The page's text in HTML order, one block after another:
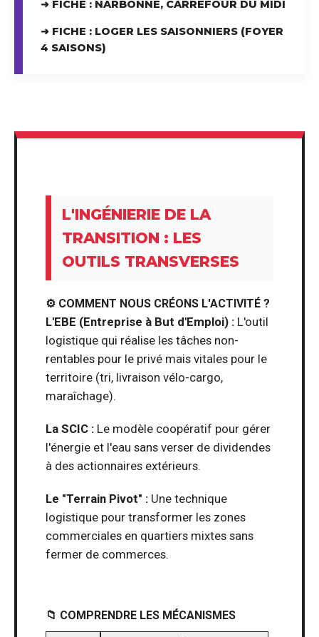
➜ FICHE : NARBONNE, CARREFOUR DU MIDI
➜ FICHE : LOGER LES SAISONNIERS (FOYER
4 SAISONS)
L'INGÉNIERIE DE LA
TRANSITION : LES
OUTILS TRANSVERSES
⚙️ COMMENT NOUS CRÉONS L'ACTIVITÉ ?
L'EBE (Entreprise à But d'Emploi) : L'outil
logistique qui réalise les tâches non-
rentables pour le privé mais vitales pour le
territoire (tri, livraison vélo-cargo,
maraîchage).
La SCIC : Le modèle coopératif pour gérer
l'énergie et l'eau sans verser de dividendes
à des actionnaires extérieurs.
Le "Terrain Pivot" : Une technique
logistique pour transformer les zones
commerciales en quartiers mixtes sans
fermer de commerces.
📁 COMPRENDRE LES MÉCANISMES